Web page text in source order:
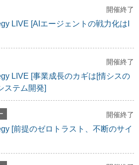
開催終了
LIVE [AIエージェントの戦力化はI
開催終了
LIVE [事業成長のカギは[情シスの
ステム開発]
開催終了
[前提のゼロトラスト、不断のサイ